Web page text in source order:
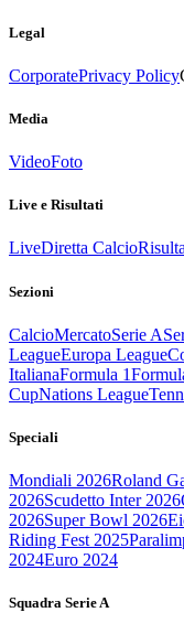
Legal
CorporatePrivacy Policy
Media
VideoFoto
Live e Risultati
LiveDiretta Calcio
Sezioni
CalcioMercatoSerie A
LeagueEuropa League
ItalianaFormula 1
CupNations League
Speciali
Mondiali 2026Roland
2026Scudetto Inter 2026
2026Super Bowl 2026
Riding Fest 2025
2024Euro 2024
Squadra Serie A